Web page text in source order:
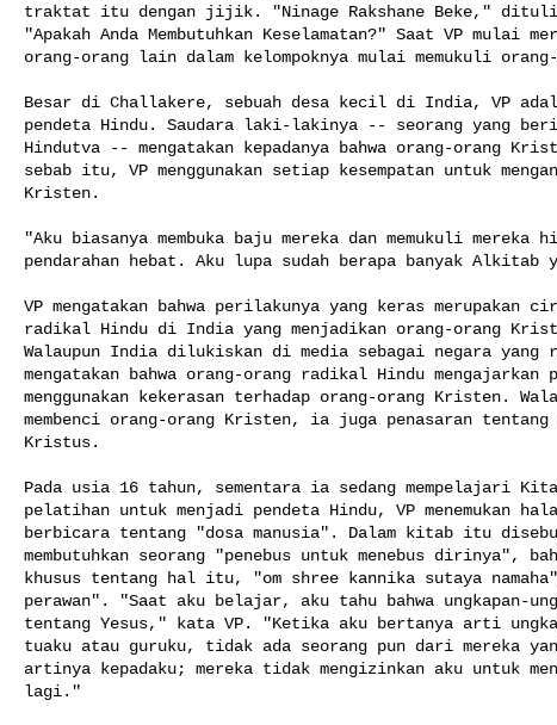
traktat itu dengan jijik. "Ninage Rakshane Beke,"
"Apakah Anda Membutuhkan Keselamatan?" Saat VP mulai
orang-orang lain dalam kelompoknya mulai memukuli
Besar di Challakere, sebuah desa kecil di India, VP
pendeta Hindu. Saudara laki-lakinya -- seorang yang
Hindutva -- mengatakan kepadanya bahwa orang-orang
sebab itu, VP menggunakan setiap kesempatan untuk
Kristen.
"Aku biasanya membuka baju mereka dan memukuli mereka
pendarahan hebat. Aku lupa sudah berapa banyak Alkitab
VP mengatakan bahwa perilakunya yang keras merupakan
radikal Hindu di India yang menjadikan orang-orang
Walaupun India dilukiskan di media sebagai negara yang
mengatakan bahwa orang-orang radikal Hindu mengajarkan
menggunakan kekerasan terhadap orang-orang Kristen.
membenci orang-orang Kristen, ia juga penasaran tentang
Kristus.
Pada usia 16 tahun, sementara ia sedang mempelajari
pelatihan untuk menjadi pendeta Hindu, VP menemukan
berbicara tentang "dosa manusia". Dalam kitab itu
membutuhkan seorang "penebus untuk menebus dirinya",
khusus tentang hal itu, "om shree kannika sutaya
perawan". "Saat aku belajar, aku tahu bahwa ungkapan-
tentang Yesus," kata VP. "Ketika aku bertanya arti
tuaku atau guruku, tidak ada seorang pun dari mereka
artinya kepadaku; mereka tidak mengizinkan aku untuk
lagi."